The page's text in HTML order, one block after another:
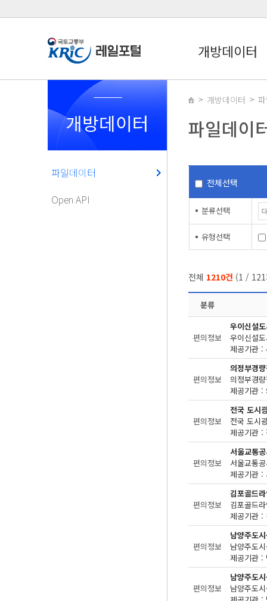
개방데이터
개방데이터
파일데이터
Open API
개방데이터
파일데이
전체선택
분류선택
유형선택
전체 1210건 (1 / 121
분류
편의정보
우이신설
제공기관 :
편의정보
의정부경
제공기관 :
편의정보
전국 도시
제공기관 :
편의정보
서울교통
제공기관 :
편의정보
김포골드
제공기관 :
편의정보
남양주도
제공기관 :
편의정보
남양주도